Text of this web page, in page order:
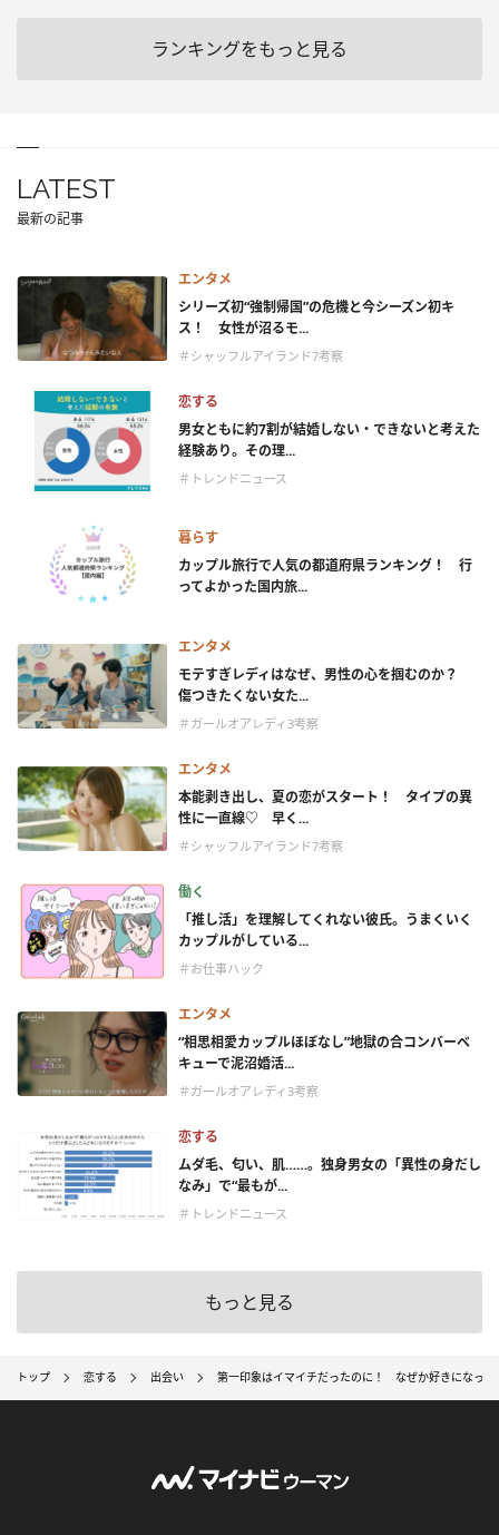
ランキングをもっと見る
LATEST
最新の記事
エンタメ
シリーズ初“強制帰国”の危機と今シーズン初キ
ス！ 女性が沼るモ...
＃シャッフルアイランド7考察
恋する
男女ともに約7割が結婚しない・できないと考えた
経験あり。その理...
＃トレンドニュース
暮らす
カップル旅行で人気の都道府県ランキング！ 行
ってよかった国内旅...
エンタメ
モテすぎレディはなぜ、男性の心を掴むのか？
傷つきたくない女た...
＃ガールオアレディ3考察
エンタメ
本能剥き出し、夏の恋がスタート！ タイプの異
性に一直線♡ 早く...
＃シャッフルアイランド7考察
働く
「推し活」を理解してくれない彼氏。うまくいく
カップルがしている...
＃お仕事ハック
エンタメ
“相思相愛カップルほぼなし”地獄の合コンバーベ
キューで泥沼婚活...
＃ガールオアレディ3考察
恋する
ムダ毛、匂い、肌……。独身男女の「異性の身だし
なみ」で“最もが...
＃トレンドニュース
もっと見る
トップ 恋する 出会い 第一印象はイマイチだったのに！ なぜか好きになって